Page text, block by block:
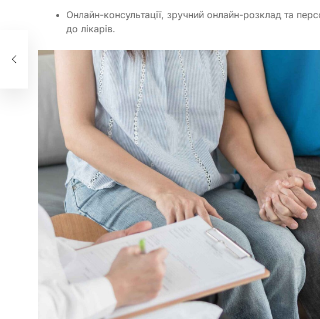
Онлайн-консультації, зручний онлайн-розклад та
до лікарів.